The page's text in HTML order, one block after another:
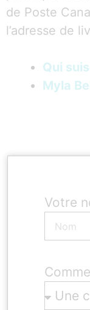
de Poste
l’adresse de
Qui
Myla
Votre